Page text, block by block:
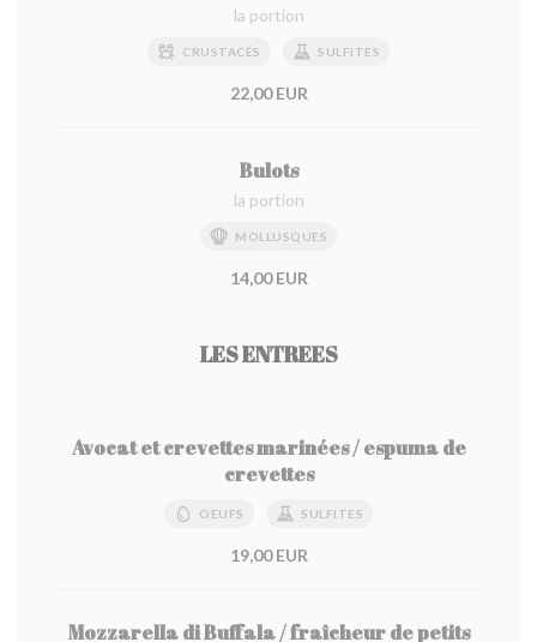
la portion
CRUSTACÉS SULFITES
22,00 EUR
Bulots
la portion
MOLLUSQUES
14,00 EUR
LES ENTREES
Avocat et crevettes marinées / espuma de
crevettes
OEUFS SULFITES
19,00 EUR
Mozzarella di Buffala / fraîcheur de petits